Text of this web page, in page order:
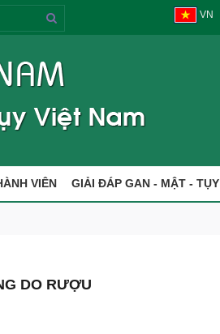
VN
VIÊN GIẢI ĐÁP GAN - MẬT - TỤY
DO RƯỢU